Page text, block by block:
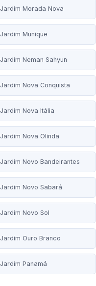
Jardim Morada Nova
Jardim Munique
Jardim Neman Sahyun
Jardim Nova Conquista
Jardim Nova Itália
Jardim Nova Olinda
Jardim Novo Bandeirantes
Jardim Novo Sabará
Jardim Novo Sol
Jardim Ouro Branco
Jardim Panamá